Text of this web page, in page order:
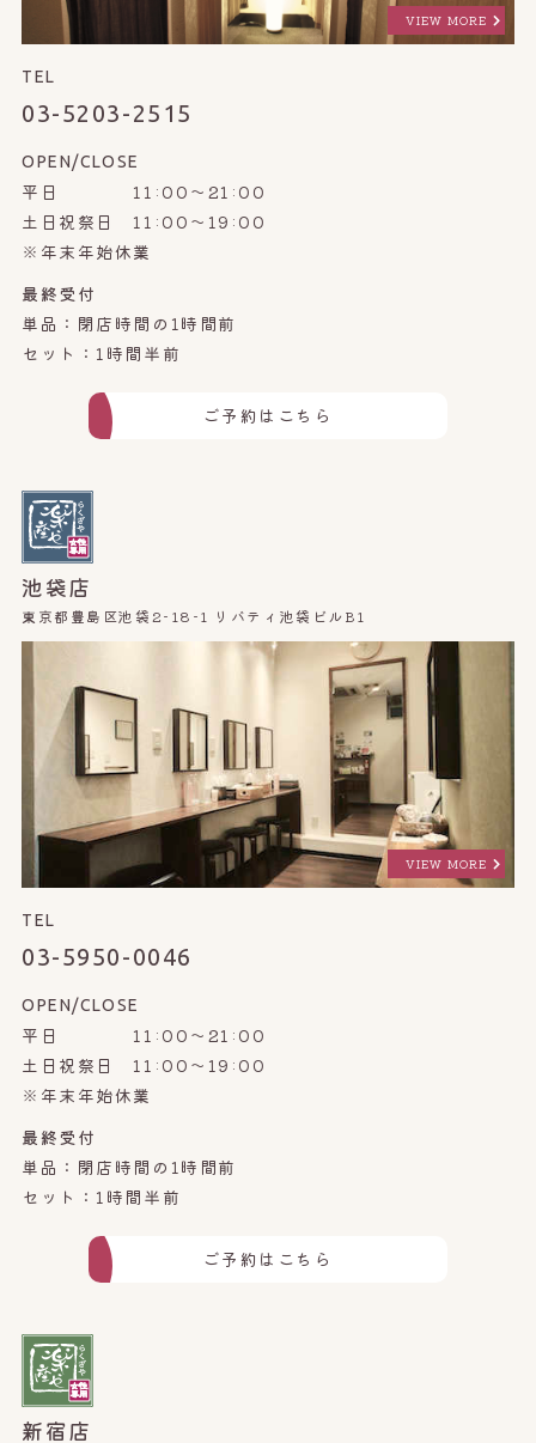
VIEW MORE
TEL
03-5203-2515
OPEN/CLOSE
平日 11:00～21:00
土日祝祭日 11:00～19:00
※年末年始休業
最終受付
単品：閉店時間の1時間前
セット：1時間半前
ご予約はこちら
池袋店
東京都豊島区池袋2-18-1 リバティ池袋ビルB1
VIEW MORE
TEL
03-5950-0046
OPEN/CLOSE
平日 11:00～21:00
土日祝祭日 11:00～19:00
※年末年始休業
最終受付
単品：閉店時間の1時間前
セット：1時間半前
ご予約はこちら
新宿店